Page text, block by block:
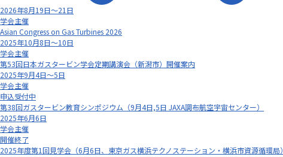
2026年8月19日～21日
学会主催
Asian Congress on Gas Turbines 2026
2025年10月8日～10日
学会主催
第53回日本ガスタービン学会定期講演会（新潟市）開催案内
2025年9月4日～5日
学会主催
申込受付中
第38回ガスタービン教育シンポジウム（9月4日,5日 JAXA調布航空宇宙センター）
2025年6月6日
学会主催
開催終了
2025年度第1回見学会（6月6日、東京ガス横浜テクノステーション・横浜市資源循環局）